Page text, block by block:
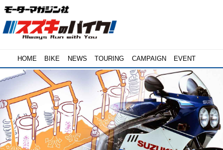
HOME BIKE NEWS TOURING CAMPAIGN EVENT